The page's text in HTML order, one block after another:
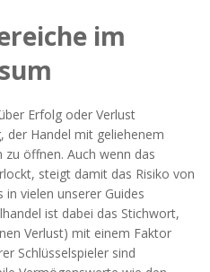
im
Erfolg oder Verlust
, der Handel mit geliehenem
zu öffnen. Auch wenn das
steigt damit das Risiko von
vielen unserer Guides
ist dabei das Stichwort,
Verlust) mit einem Faktor
Schlüsselspieler sind